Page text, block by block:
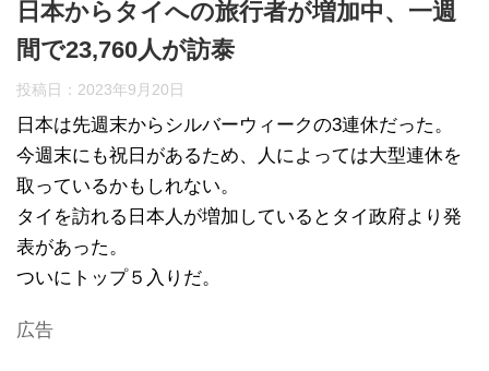
日本からタイへの旅行者が増加中、一週
間で23,760人が訪泰
投稿日： 2023年9月20日
日本は先週末からシルバーウィークの3連休だった。
今週末にも祝日があるため、人によっては大型連休を
取っているかもしれない。
タイを訪れる日本人が増加しているとタイ政府より発
表があった。
ついにトップ５入りだ。
広告